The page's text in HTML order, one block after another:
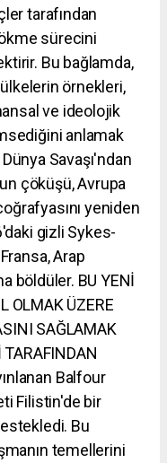
tarafından
sürecini
Bu bağlamda,
örnekleri,
ve ideolojik
anlamak
Savaşı'ndan
çöküşü, Avrupa
yeniden
gizli Sykes-
Arap
böldüler. BU YENİ
OLMAK ÜZERE
SAĞLAMAK
TARAFINDAN
Balfour
Filistin'de bir
Bu
temellerini